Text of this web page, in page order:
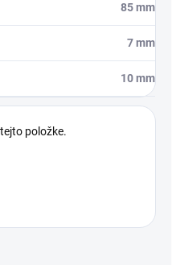
85 mm
7 mm
10 mm
položke.